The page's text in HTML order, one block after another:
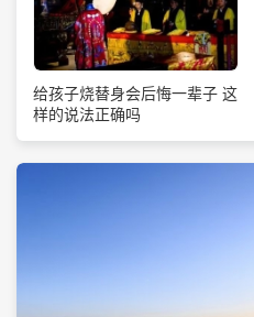
给孩子烧替身会后悔一辈子 这
样的说法正确吗